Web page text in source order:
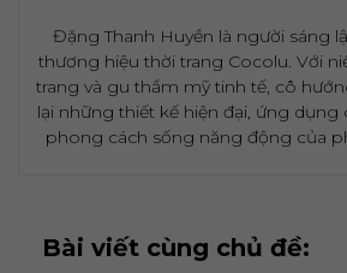
Đặng Thanh Huyền là người sáng
thương hiệu thời trang Cocolu. Với
trang và gu thẩm mỹ tinh tế, cô
lại những thiết kế hiện đại, ứng dụng
phong cách sống năng động của
Bài viết cùng chủ đề: